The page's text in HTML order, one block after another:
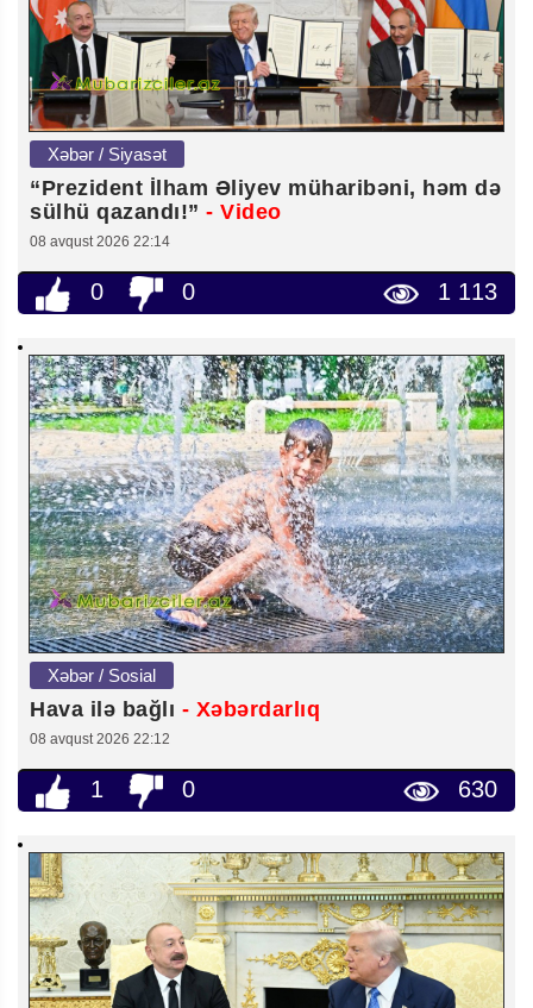
Xəbər / Siyasət
“Prezident İlham Əliyev müharibəni, həm də
sülhü qazandı!” - Video
08 avqust 2026 22:14
0 0 1 113
Xəbər / Sosial
Hava ilə bağlı - Xəbərdarlıq
08 avqust 2026 22:12
1 0 630